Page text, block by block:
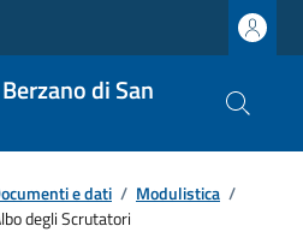
di San
e dati / Modulistica /
degli Scrutatori